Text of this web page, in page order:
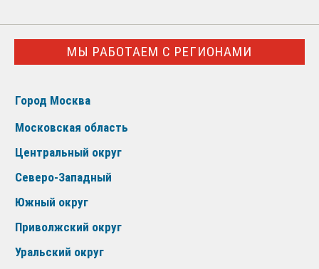
МЫ РАБОТАЕМ С РЕГИОНАМИ
Город Москва
Московская область
Центральный округ
Северо-Западный
Южный округ
Приволжский округ
Уральский округ